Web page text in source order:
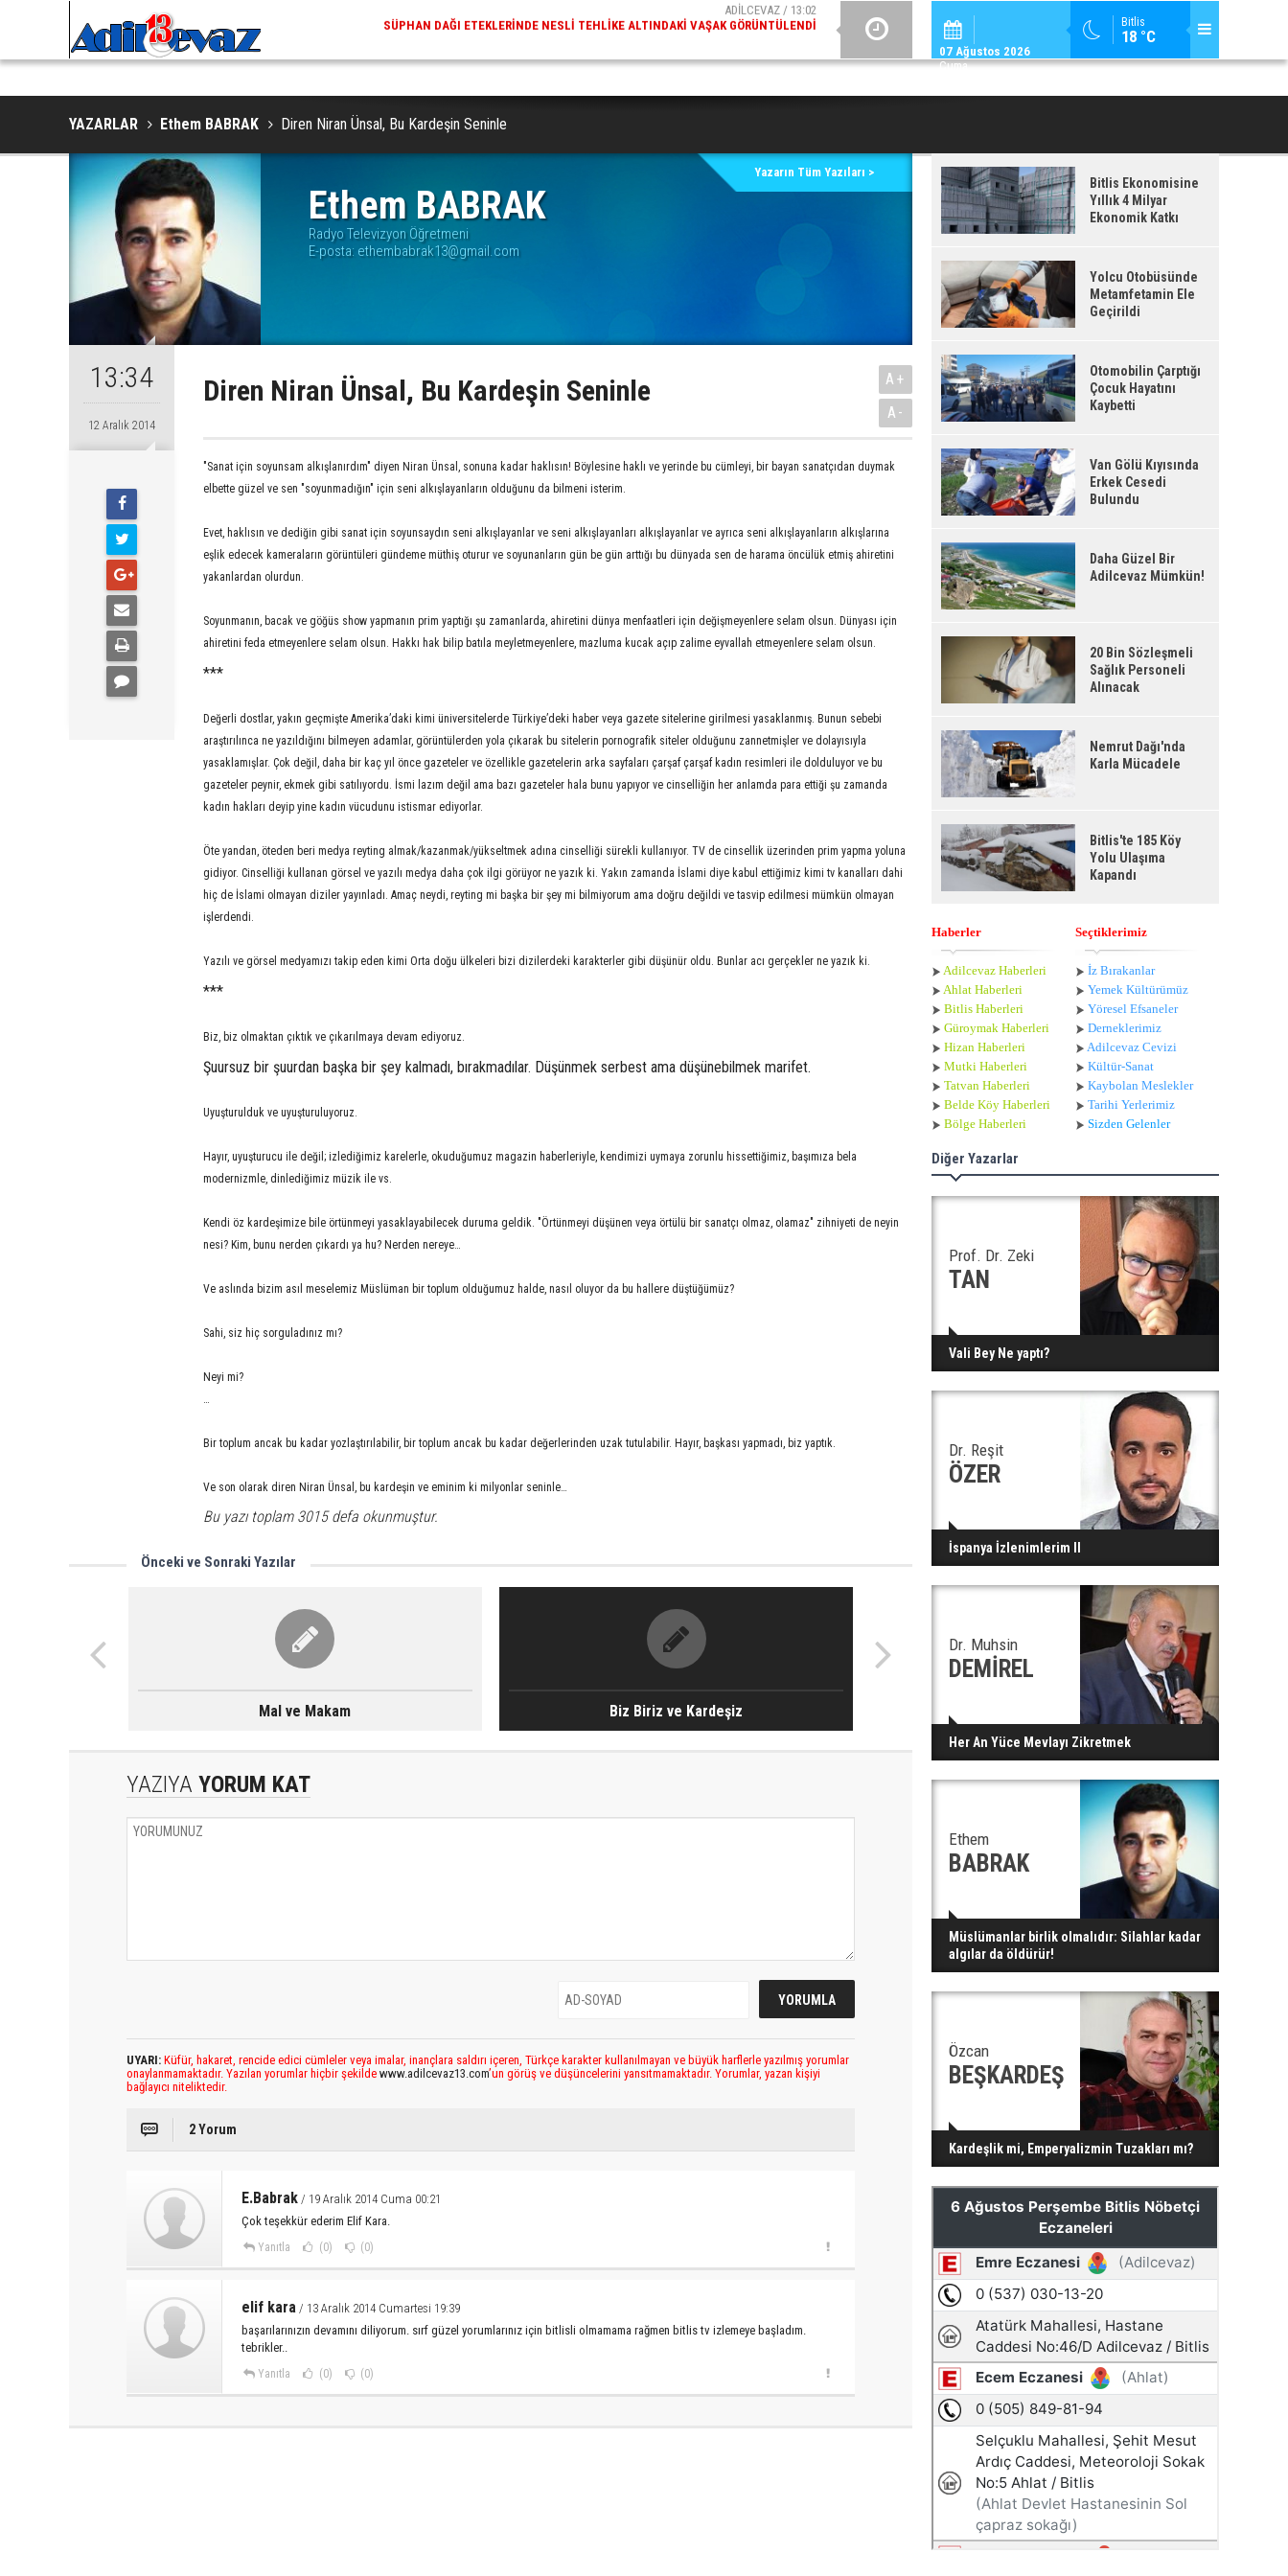
Bitlis
18 °C
07 Ağustos 2026
Cuma
ADİLCEVAZ / 09:10
ADILCEVAZ ESKI KAYMAKAMLARINDAN MUSTAFA ÇIFTÇI İÇIŞLERI BAKANI OLDU
ADİLCEVAZ /
ADILCEVAZ'DA KUDUZ VAKASI TESPIT EDILEN KÖY, KARANTINAYA
YAZARLAR Ethem BABRAK Diren Niran Ünsal, Bu Kardeşin Seninle
Ethem BABRAK
Radyo Televizyon Öğretmeni
E-posta: ethembabrak13@gmail.com
Yazarın Tüm Yazıları >
13:34
12 Aralık 2014
Diren Niran Ünsal, Bu Kardeşin Seninle
A+
A-
"Sanat için soyunsam alkışlanırdım" diyen Niran Ünsal, sonuna kadar haklısın! Böylesine haklı ve yerinde bu cümleyi, bir bayan sanatçıdan duymak
elbette güzel ve sen "soyunmadığın" için seni alkışlayanların olduğunu da bilmeni isterim.
Evet, haklısın ve dediğin gibi sanat için soyunsaydın seni alkışlayanlar ve seni alkışlayanları alkışlayanlar ve ayrıca seni alkışlayanların alkışlarına
eşlik edecek kameraların görüntüleri gündeme müthiş oturur ve soyunanların gün be gün arttığı bu dünyada sen de harama öncülük etmiş ahiretini
yakanlardan olurdun.
Soyunmanın, bacak ve göğüs show yapmanın prim yaptığı şu zamanlarda, ahiretini dünya menfaatleri için değişmeyenlere selam olsun. Dünyası için
ahiretini feda etmeyenlere selam olsun. Hakkı hak bilip batıla meyletmeyenlere, mazluma kucak açıp zalime eyvallah etmeyenlere selam olsun.
***
Değerli dostlar, yakın geçmişte Amerika’daki kimi üniversitelerde Türkiye’deki haber veya gazete sitelerine girilmesi yasaklanmış. Bunun sebebi
araştırılınca ne yazıldığını bilmeyen adamlar, görüntülerden yola çıkarak bu sitelerin pornografik siteler olduğunu zannetmişler ve dolayısıyla
yasaklamışlar. Çok değil, daha bir kaç yıl önce gazeteler ve özellikle gazetelerin arka sayfaları çarşaf çarşaf kadın resimleri ile dolduluyor ve bu
gazeteler peynir, ekmek gibi satılıyordu. İsmi lazım değil ama bazı gazeteler hala bunu yapıyor ve cinselliğin her anlamda para ettiği şu zamanda
kadın hakları deyip yine kadın vücudunu istismar ediyorlar.
Öte yandan, öteden beri medya reyting almak/kazanmak/yükseltmek adına cinselliği sürekli kullanıyor. TV de cinsellik üzerinden prim yapma yoluna
gidiyor. Cinselliği kullanan görsel ve yazılı medya daha çok ilgi görüyor ne yazık ki. Yakın zamanda İslami diye kabul ettiğimiz kimi tv kanalları dahi
hiç de İslami olmayan diziler yayınladı. Amaç neydi, reyting mi başka bir şey mi bilmiyorum ama doğru değildi ve tasvip edilmesi mümkün olmayan
işlerdendi.
Yazılı ve görsel medyamızı takip eden kimi Orta doğu ülkeleri bizi dizilerdeki karakterler gibi düşünür oldu. Bunlar acı gerçekler ne yazık ki.
***
Biz, biz olmaktan çıktık ve çıkarılmaya devam ediyoruz.
Şuursuz bir şuurdan başka bir şey kalmadı, bırakmadılar. Düşünmek serbest ama düşünebilmek marifet.
Uyuşturulduk ve uyuşturuluyoruz.
Hayır, uyuşturucu ile değil; izlediğimiz karelerle, okuduğumuz magazin haberleriyle, kendimizi uymaya zorunlu hissettiğimiz, başımıza bela
modernizmle, dinlediğimiz müzik ile vs.
Kendi öz kardeşimize bile örtünmeyi yasaklayabilecek duruma geldik. "Örtünmeyi düşünen veya örtülü bir sanatçı olmaz, olamaz" zihniyeti de neyin
nesi? Kim, bunu nerden çıkardı ya hu? Nerden nereye…
Ve aslında bizim asıl meselemiz Müslüman bir toplum olduğumuz halde, nasıl oluyor da bu hallere düştüğümüz?
Sahi, siz hiç sorguladınız mı?
Neyi mi?
…
Bir toplum ancak bu kadar yozlaştırılabilir, bir toplum ancak bu kadar değerlerinden uzak tutulabilir. Hayır, başkası yapmadı, biz yaptık.
Ve son olarak diren Niran Ünsal, bu kardeşin ve eminim ki milyonlar seninle…
Bu yazı toplam 3015 defa okunmuştur.
Önceki ve Sonraki Yazılar
Mal ve Makam Biz Biriz ve Kardeşiz
YAZIYA YORUM KAT
UYARI: Küfür, hakaret, rencide edici cümleler veya imalar, inançlara saldırı içeren, Türkçe karakter kullanılmayan ve büyük harflerle yazılmış yorumlar
onaylanmamaktadır. Yazılan yorumlar hiçbir şekilde www.adilcevaz13.com’un görüş ve düşüncelerini yansıtmamaktadır. Yorumlar, yazan kişiyi
bağlayıcı niteliktedir.
2 Yorum
E.Babrak / 19 Aralık 2014 Cuma 00:21
Çok teşekkür ederim Elif Kara.
Yanıtla (0) (0)
elif kara / 13 Aralık 2014 Cumartesi 19:39
başarılarınızın devamını diliyorum. sırf güzel yorumlarınız için bitlisli olmamama rağmen bitlis tv izlemeye başladım.
tebrikler..
Yanıtla (0) (0)
Bitlis Ekonomisine
Yıllık 4 Milyar
Ekonomik Katkı
Yolcu Otobüsünde
Metamfetamin Ele
Geçirildi
Otomobilin Çarptığı
Çocuk Hayatını
Kaybetti
Van Gölü Kıyısında
Erkek Cesedi
Bulundu
Daha Güzel Bir
Adilcevaz Mümkün!
20 Bin Sözleşmeli
Sağlık Personeli
Alınacak
Nemrut Dağı'nda
Karla Mücadele
Bitlis'te 185 Köy
Yolu Ulaşıma
Kapandı
Haberler
Adilcevaz Haberleri
Ahlat Haberleri
Bitlis Haberleri
Güroymak Haberleri
Hizan Haberleri
Mutki Haberleri
Tatvan Haberleri
Belde Köy Haberleri
Bölge Haberleri
Seçtiklerimiz
İz Bırakanlar
Yemek Kültürümüz
Yöresel Efsaneler
Derneklerimiz
Adilcevaz Cevizi
Kültür-Sanat
Kaybolan Meslekler
Tarihi Yerlerimiz
Sizden Gelenler
Diğer Yazarlar
Prof. Dr. Zeki
TAN
Vali Bey Ne yaptı?
Dr. Reşit
ÖZER
İspanya İzlenimlerim II
Dr. Muhsin
DEMİREL
Her An Yüce Mevlayı Zikretmek
Ethem
BABRAK
Müslümanlar birlik olmalıdır: Silahlar kadar
algılar da öldürür!
Özcan
BEŞKARDEŞ
Kardeşlik mi, Emperyalizmin Tuzakları mı?